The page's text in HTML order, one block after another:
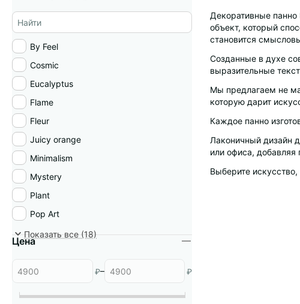
Декоративные
объект, который
становится
Созданные в духе
выразительные
Мы предлагаем не
которую дарит
Каждое панно
Лаконичный дизайн
или офиса, добавляя
Выберите
By Feel
Cosmic
Eucalyptus
Flame
Fleur
Juicy orange
Minimalism
Mystery
Plant
Pop Art
Renaissance
Spectrum
Показать все (18)
Цена
₽– ₽